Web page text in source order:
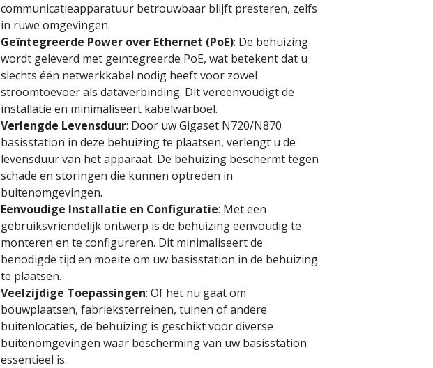
communicatieapparatuur betrouwbaar blijft presteren, zelfs
in ruwe omgevingen.
Geïntegreerde Power over Ethernet (PoE): De behuizing
wordt geleverd met geïntegreerde PoE, wat betekent dat u
slechts één netwerkkabel nodig heeft voor zowel
stroomtoevoer als dataverbinding. Dit vereenvoudigt de
installatie en minimaliseert kabelwarboel.
Verlengde Levensduur: Door uw Gigaset N720/N870
basisstation in deze behuizing te plaatsen, verlengt u de
levensduur van het apparaat. De behuizing beschermt tegen
schade en storingen die kunnen optreden in
buitenomgevingen.
Eenvoudige Installatie en Configuratie: Met een
gebruiksvriendelijk ontwerp is de behuizing eenvoudig te
monteren en te configureren. Dit minimaliseert de
benodigde tijd en moeite om uw basisstation in de behuizing
te plaatsen.
Veelzijdige Toepassingen: Of het nu gaat om
bouwplaatsen, fabrieksterreinen, tuinen of andere
buitenlocaties, de behuizing is geschikt voor diverse
buitenomgevingen waar bescherming van uw basisstation
essentieel is.